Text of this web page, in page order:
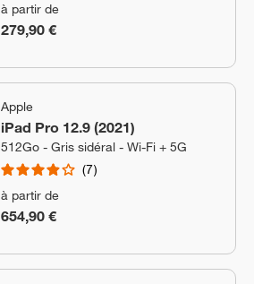
à partir de
279,90 €
Apple
iPad Pro 12.9 (2021)
512Go - Gris sidéral - Wi-Fi + 5G
7
à partir de
654,90 €